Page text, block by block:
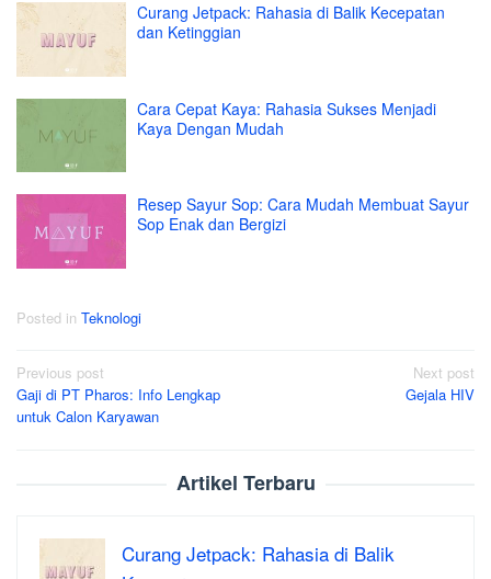
Curang Jetpack: Rahasia di Balik Kecepatan
dan Ketinggian
Cara Cepat Kaya: Rahasia Sukses Menjadi
Kaya Dengan Mudah
Resep Sayur Sop: Cara Mudah Membuat Sayur
Sop Enak dan Bergizi
Posted in Teknologi
Post
navigation
Previous post
Gaji di PT Pharos: Info Lengkap
untuk Calon Karyawan
Next post
Gejala HIV
Artikel Terbaru
Curang Jetpack: Rahasia di Balik